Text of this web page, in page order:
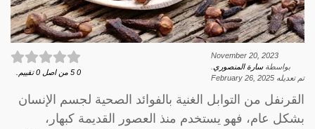
November 20, 2023
بواسطةسارة المنصوري
تم تعديله February 26, 2025
0
5 من اصل 0 تقييم.
القرنفل من التوابل الغنية بالفوائد الصحية لجسم الإنسان
بشكل عام، فهو يستخدم منذ العصور القديمة كبهار،